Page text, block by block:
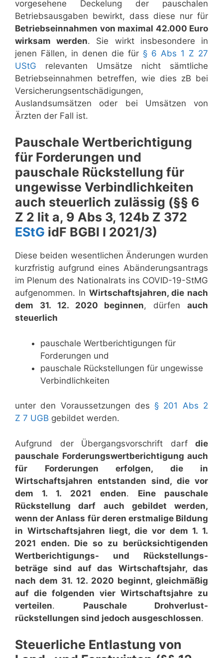
vorgesehene Deckelung der pauschalen
Betriebsausgaben bewirkt, dass diese nur für
Betriebseinnahmen von maximal 42.000 Euro
wirksam werden. Sie wirkt insbesondere in
jenen Fällen, in denen die für § 6 Abs 1 Z 27
UStG relevanten Umsätze nicht sämtliche
Betriebseinnahmen betreffen, wie dies zB bei
Versicherungsentschädigungen,
Auslandsumsätzen oder bei Umsätzen von
Ärzten der Fall ist.
Pauschale Wertberichtigung
für Forderungen und
pauschale Rückstellung für
ungewisse Verbindlichkeiten
auch steuerlich zulässig (§§ 6
Z 2 lit a, 9 Abs 3, 124b Z 372
EStG idF BGBl I 2021/3)
Diese beiden wesentlichen Änderungen wurden
kurz­fristig aufgrund eines Abänderungs­antrags
im Plenum des Nationalrats ins COVID-19-StMG
aufgenommen. In Wirtschaftsjahren, die nach
dem 31. 12. 2020 beginnen, dürfenauch
steuerlich
pauschale Wertberichtigungen für
Forderungen und
pauschale Rückstellungen für ungewisse
Verbindlichkeiten
unter den Voraussetzungen des § 201 Abs 2
Z 7 UGB gebildet werden.
Aufgrund der Übergangs­vorschrift darf die
pauschale Forderungs­wertberichtigung auch
für Forderungen erfolgen, die in
Wirtschaftsjahren entstanden sind, die vor
dem 1. 1. 2021
enden. Eine pauschale
Rückstellung darf auch gebildet werden,
wenn der Anlass für deren erstmalige Bildung
in Wirtschaftsjahren liegt, die vor dem 1. 1.
2021 enden. Die so zu berücksichtigenden
Wertberichtigungs- und Rückstellungs­
beträge sind auf das Wirtschaftsjahr, das
nach dem 31. 12. 2020 beginnt, gleichmäßig
auf die folgenden vier Wirtschaftsjahre zu
verteilen. Pauschale Drohverlust­
rückstellungen sind jedoch ausgeschlossen.
Steuerliche Entlastung von